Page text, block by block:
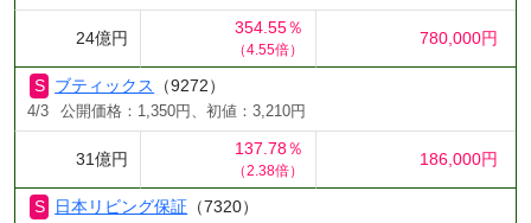
24億円
354.55％
（4.55倍）
780,000円
ブティックス （9272）
4/3 公開価格：1,350円、初値：3,210円
31億円
137.78％
（2.38倍）
186,000円
日本リビング保証 （7320）